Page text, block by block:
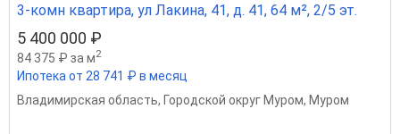
3-комн квартира, ул Лакина, 41, д. 41, 64 м², 2/5 эт.
5 400 000 ₽
84 375 ₽ за м2
Ипотека от 28 741 ₽ в месяц
Владимирская область, Городской округ Муром, Муром